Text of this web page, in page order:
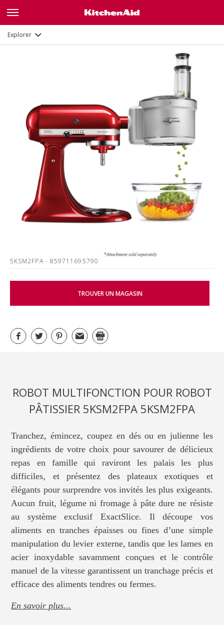
Explorer Description
5KSM2FPA - 859711695790
TROUVER UN MAGASIN
ROBOT MULTIFONCTION POUR ROBOT
PÂTISSIER 5KSM2FPA 5KSM2FPA
Tranchez, émincez, coupez en dés ou en julienne les
ingrédients de votre choix pour savourer de délicieux
repas en famille qui raviront les palais les plus
difficiles, et présentez des plateaux exotiques et
élégants pour surprendre vos invités les plus exigeants.
Aucun fruit, légume ni fromage à pâte dure ne résiste
au système exclusif ExactSlice. Il découpe vos
aliments en tranches épaisses ou fines d’une simple
manipulation du levier externe, tandis que les lames en
acier inoxydable savamment conçues et le contrôle
manuel de la vitesse garantissent un tranchage précis et
efficace des aliments tendres ou fermes.
En savoir plus...